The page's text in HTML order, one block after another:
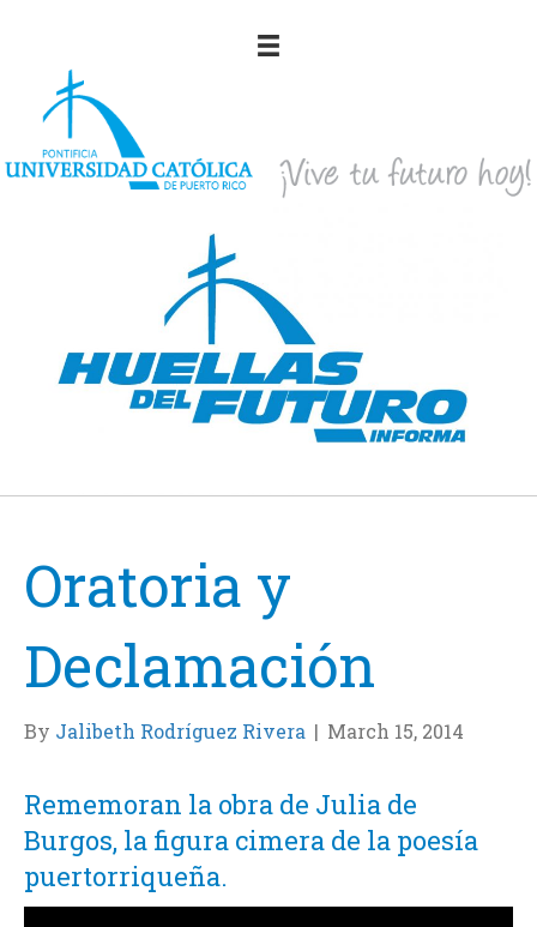
Oratoria y
Declamación
By Jalibeth Rodríguez Rivera | March 15, 2014
Rememoran la obra de Julia de
Burgos, la figura cimera de la poesía
puertorriqueña.